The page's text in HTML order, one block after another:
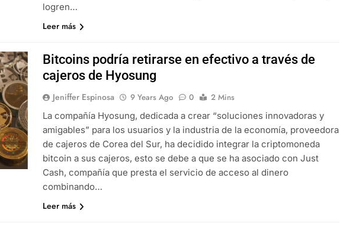
logren…
Leer más
Bitcoins podría retirarse en efectivo a través de
cajeros de Hyosung
Jeniffer Espinosa 9 Years Ago 0
2 Mins
La compañía Hyosung, dedicada a crear “soluciones innovadoras y
amigables” para los usuarios y la industria de la economía, proveedora
de cajeros de Corea del Sur, ha decidido integrar la criptomoneda
bitcoin a sus cajeros, esto se debe a que se ha asociado con Just
Cash, compañía que presta el servicio de acceso al dinero
combinando…
Leer más